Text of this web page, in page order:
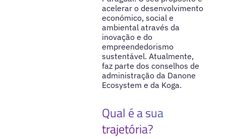
acelerar o desenvolvimento
económico, social e
ambiental através da
inovação e do
empreendedorismo
sustentável. Atualmente,
faz parte dos conselhos de
administração da Danone
Ecosystem e da Koga.
Qual é a sua
trajetória?